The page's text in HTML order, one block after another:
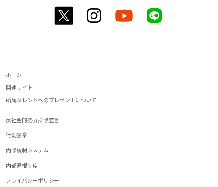
twitter instagram youtube
ホーム
関連サイト
所属タレントへのプレゼントについて
反社会的勢力排除宣言
行動憲章
内部統制システム
内部通報制度
プライバシーポリシー